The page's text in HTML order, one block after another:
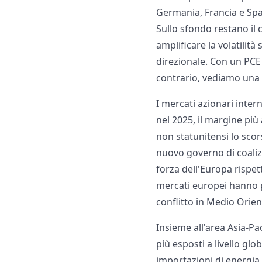
Germania, Francia e
Sullo sfondo restano il
amplificare la volatilità
direzionale. Con un
contrario, vediamo
I mercati azionari
nel 2025, il margine
non statunitensi lo
nuovo governo di
forza dell'Europa
mercati europei
conflitto in Medio
Insieme all'area Asia-
più esposti a livello